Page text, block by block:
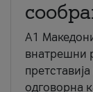
A1
внатрешни
одговорна